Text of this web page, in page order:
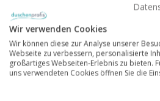
Wir verwenden Cookies
Wir können diese zur Analyse unserer
Webseite zu verbessern, personalisierte
großartiges Webseiten-Erlebnis zu bieten.
uns verwendeten Cookies öffnen Sie die